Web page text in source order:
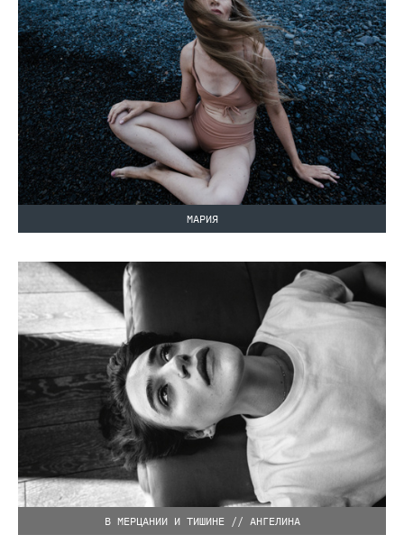
МАРИЯ
В МЕРЦАНИИ И ТИШИНЕ // АНГЕЛИНА